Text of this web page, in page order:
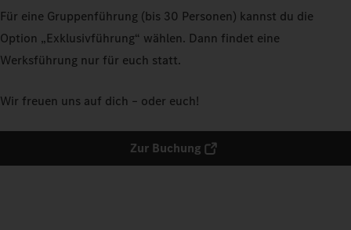
Für eine Gruppenführung (bis 30 Personen) kannst du die
Option „Exklusivführung“ wählen. Dann findet eine
Werksführung nur für euch statt.
Wir freuen uns auf dich – oder euch!
Zur Buchung